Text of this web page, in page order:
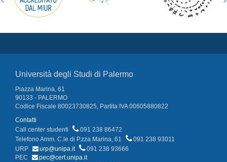
Università degli Studi di Palermo
Piazza Marina, 61
90133 - PALERMO
Codice Fiscale 80023730825, Partita IVA 00605880822
Contatti
Call center studenti
091 238 86472
Telefono Amm. C.le di P.zza Marina, 61
091 238 93011
URP
urp@unipa.it
091 238 93666
PEC
pec@cert.unipa.it